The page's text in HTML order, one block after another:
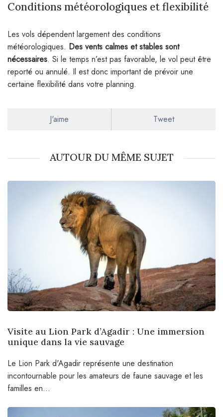
Conditions météorologiques et flexibilité
Les vols dépendent largement des conditions
météorologiques. Des vents calmes et stables sont
nécessaires. Si le temps n’est pas favorable, le vol peut être
reporté ou annulé. Il est donc important de prévoir une
certaine flexibilité dans votre planning.
J'aime Tweet
AUTOUR DU MÊME SUJET
Visite au Lion Park d’Agadir : Une immersion
unique dans la vie sauvage
Le Lion Park d'Agadir représente une destination
incontournable pour les amateurs de faune sauvage et les
familles en...